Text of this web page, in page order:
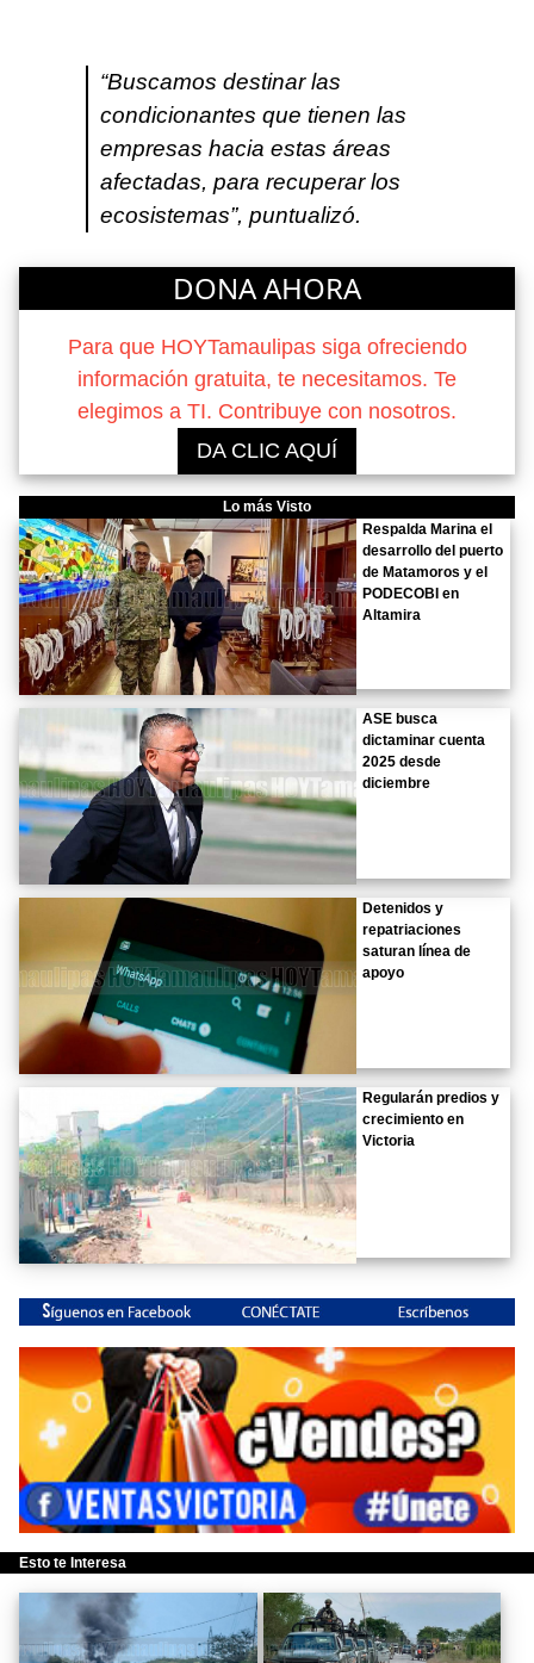
“Buscamos destinar las
condicionantes que tienen las
empresas hacia estas áreas
afectadas, para recuperar los
ecosistemas”, puntualizó.
DONA AHORA
Para que HOYTamaulipas siga ofreciendo
información gratuita, te necesitamos. Te
elegimos a TI. Contribuye con nosotros.
DA CLIC AQUÍ
Lo más Visto
Respalda Marina el
desarrollo del puerto
de Matamoros y el
PODECOBI en
Altamira
ASE busca
dictaminar cuenta
2025 desde
diciembre
Detenidos y
repatriaciones
saturan línea de
apoyo
Regularán predios y
crecimiento en
Victoria
Esto te Interesa